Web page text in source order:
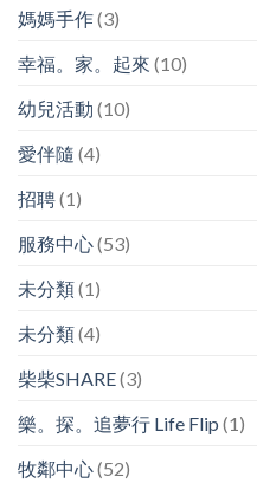
媽媽手作(3)
幸福。家。起來 (10)
幼兒活動 (10)
愛伴隨 (4)
招聘(1)
服務中心(53)
未分類(1)
未分類(4)
柴柴SHARE(3)
樂。探。追夢行 Life Flip (1)
牧鄰中心(52)